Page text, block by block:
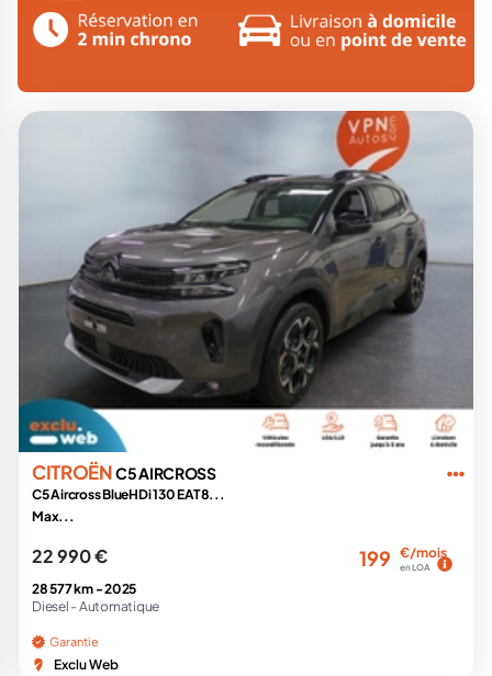
CITROËNC5 AIRCROSS
C5 Aircross BlueHDi 130 EAT8...
Max...
22 990 € 199 €/mois
en LOA
28 577 km -2025
Diesel - Automatique
Garantie
Exclu Web